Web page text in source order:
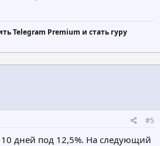
Telegram Premium и стать гуру
#5
дней под 12,5%. На следующий